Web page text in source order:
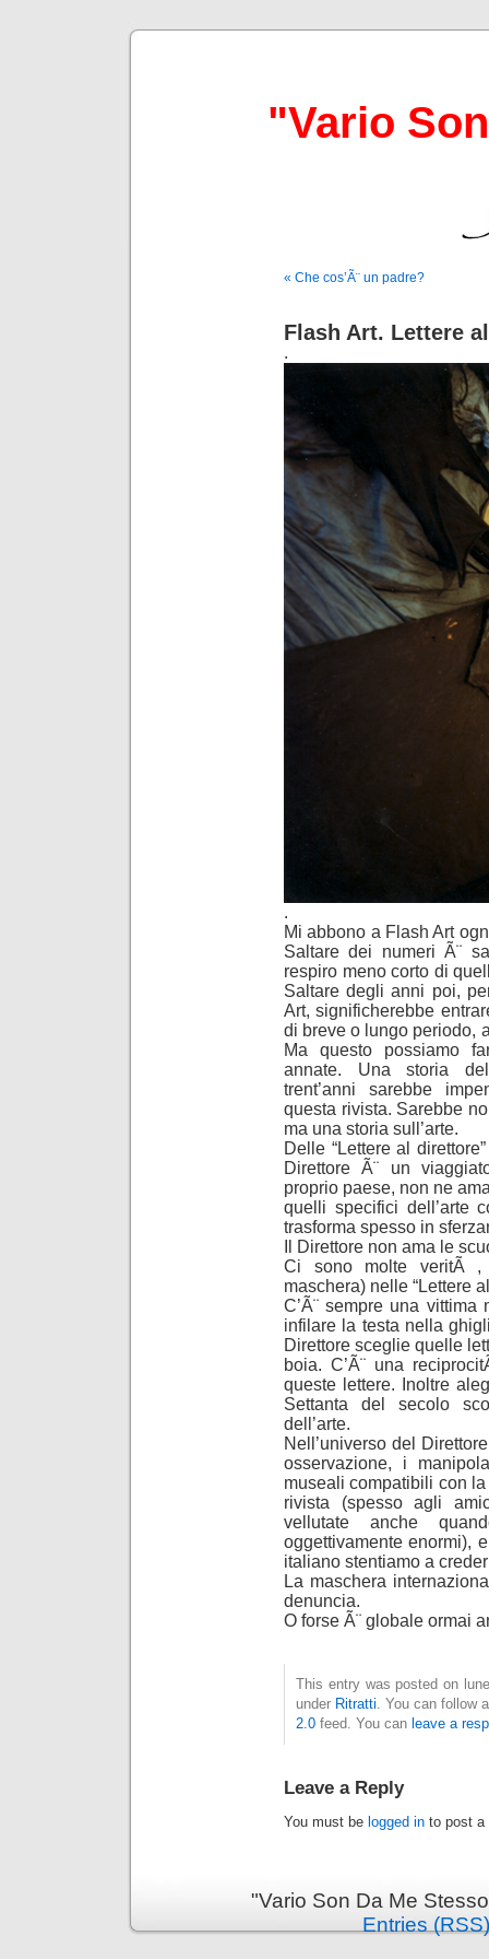
"Vario
« Che cos’Ã¨ un padre?
Flash Art. Lettere
.
.
Mi abbono a Flash Art
Saltare dei numeri Ã¨
respiro meno corto di
Saltare degli anni poi,
Art, significherebbe
di breve o lungo periodo,
Ma questo possiamo
annate. Una storia
trent’anni sarebbe
questa rivista. Sarebbe
ma una storia sull’arte.
Delle “Lettere al
Direttore Ã¨ un
proprio paese, non ne
quelli specifici dell’arte
trasforma spesso in
Il Direttore non ama le
Ci sono molte veritÃ ,
maschera) nelle “Lettere
C’Ã¨ sempre una
infilare la testa nella
Direttore sceglie quelle
boia. C’Ã¨ una
queste lettere. Inoltre
Settanta del secolo
dell’arte.
Nell’universo del
osservazione, i
museali compatibili con
rivista (spesso agli
vellutate anche
oggettivamente enormi),
italiano stentiamo a
La maschera
denuncia.
O forse Ã¨ globale ormai
This entry was posted on
under Ritratti. You can follow
2.0 feed. You can leave a
Leave a Reply
You must be logged in to post a
"Vario Son Da Me
Entries (RSS)